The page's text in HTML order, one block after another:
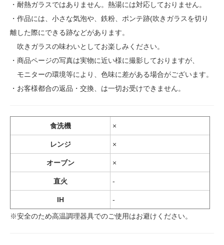
・耐熱ガラスではありません。熱湯には対応しておりません。
・作品には、小さな気泡や、鉄粉、ポンテ跡(吹きガラスを切り
離した際にできる跡などがあります。
吹きガラスの味わいとしてお楽しみください。
・商品ページの写真は実物に近い様に撮影しておりますが、
モニターの環境等により、色味に差がある場合がございます。
・お客様都合の返品・交換、は一切お受けできません。
食洗機 ×
レンジ ×
オーブン ×
直火 -
IH -
※安全のため高温調理器具でのご使用はお避けください。